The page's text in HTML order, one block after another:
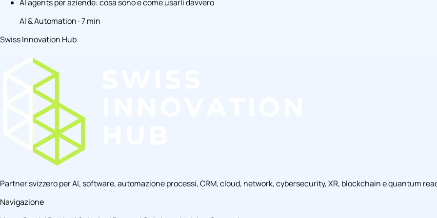
AI agents per aziende: cosa sono e come usarli davvero
AI & Automation · 7 min
Swiss Innovation Hub
Partner svizzero per AI, software, automazione processi, CRM, cloud, network, cybersecurity, XR, blockchain e quantum
Navigazione